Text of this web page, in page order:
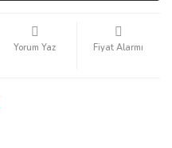
Yorum Yaz Fiyat Alarmı